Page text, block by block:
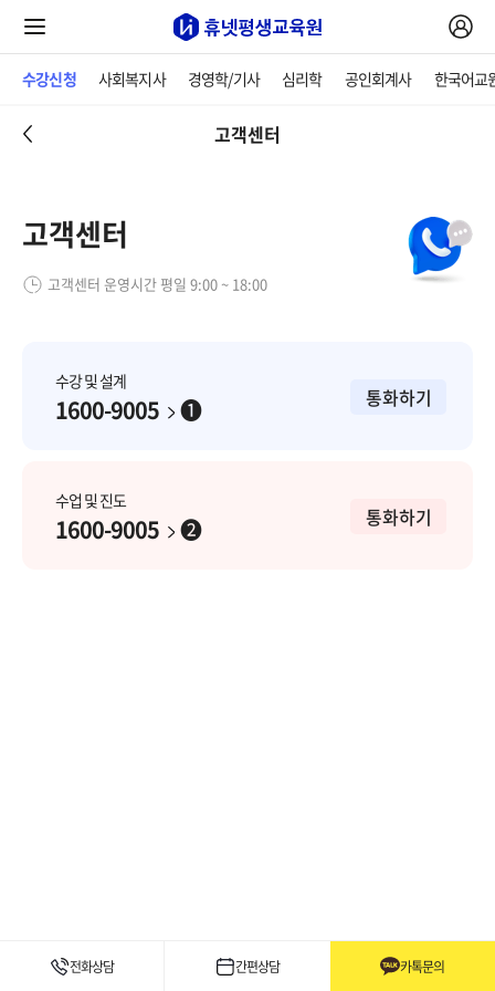
수강신청 사회복지사 경영학/기사 심리학 공인회계사 한국어교
고객센터
고객센터
고객센터 운영시간 평일 9:00 ~ 18:00
수강 및 설계
1600-9005 ➊ 통화하기
수업 및 진도
1600-9005 ➋ 통화하기
전화상담 간편상담 카톡문의